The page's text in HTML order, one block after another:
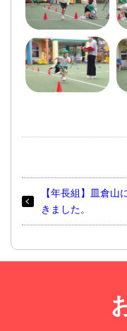
【年長組】皿倉山
きました。